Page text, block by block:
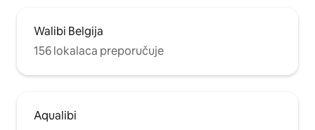
Walibi Belgija
156 lokalaca preporučuje
Aqualibi